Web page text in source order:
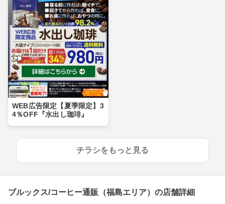
WEB広告限定【夏季限定】3
4％OFF『水出し珈琲』
チラシをもっと見る
ブルックス/コーヒー通販（福島エリア）の店舗詳細